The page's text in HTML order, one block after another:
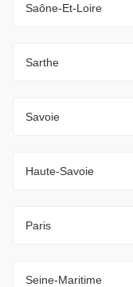
Saône-Et-Loire
Sarthe
Savoie
Haute-Savoie
Paris
Seine-Maritime